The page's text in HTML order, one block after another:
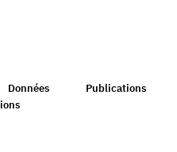
Données
Publications